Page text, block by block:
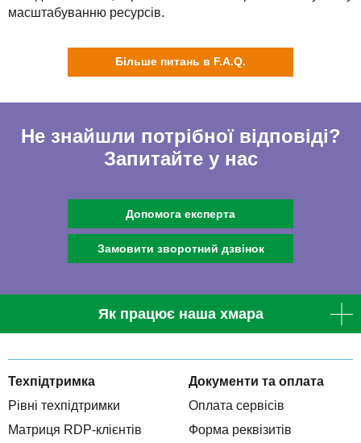
масштабуванню ресурсів.
Більше питань в F.A.Q.
Не знайшли потрібної відповіді?
Запитайте у нас
Допомога експерта
Замовити зворотний дзвінок
Як працює наша хмара
Техпідтримка
Рівні техпідтримки
Матриця RDP-клієнтів
Документи та оплата
Оплата сервісів
Форма реквізитів